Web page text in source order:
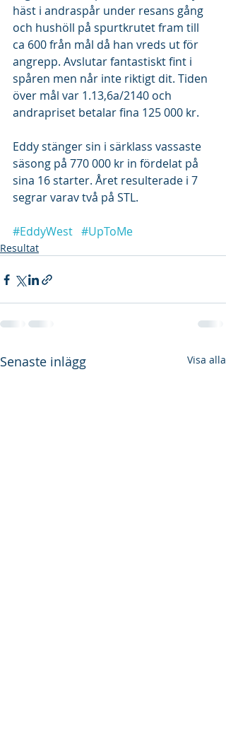
häst i andraspår under resans gång
och hushöll på spurtkrutet fram till
ca 600 från mål då han vreds ut för
angrepp. Avslutar fantastiskt fint i
spåren men når inte riktigt dit. Tiden
över mål var 1.13,6a/2140 och
andrapriset betalar fina 125 000 kr.
Eddy stänger sin i särklass vassaste
säsong på 770 000 kr in fördelat på
sina 16 starter. Året resulterade i 7
segrar varav två på STL.
#EddyWest #UpToMe
Resultat
Senaste inlägg Visa alla